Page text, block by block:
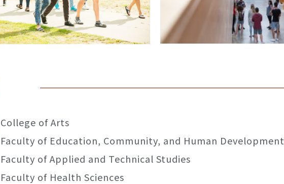
College of Arts
Faculty of Education, Community, and Human Development
Faculty of Applied and Technical Studies
Faculty of Health Sciences